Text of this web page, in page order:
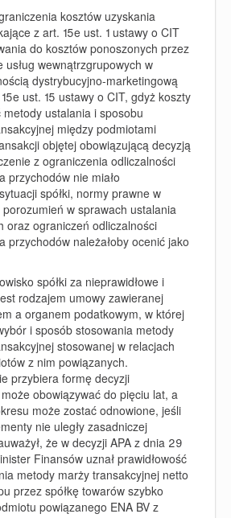
kosztów uzyskania
z art. 15e ust. 1 ustawy o CIT
do kosztów ponoszonych przez
usług wewnątrzgrupowych w
dystrybucyjno-marketingową
ust. 15 ustawy o CIT, gdyż koszty
ustalania i sposobu
między podmiotami
objętej obowiązującą decyzją
z ograniczenia odliczalności
przychodów nie miało
spółki, normy prawne w
w sprawach ustalania
oraz ograniczeń odliczalności
przychodów należałoby ocenić jako
spółki za nieprawidłowe i
rodzajem umowy zawieranej
a organem podatkowym, w której
i sposób stosowania metody
stosowanej w relacjach
z nim powiązanych.
przybiera formę decyzji
obowiązywać do pięciu lat, a
może zostać odnowione, jeśli
nie uległy zasadniczej
że w decyzji APA z dnia 29
Finansów uznał prawidłowość
metody marży transakcyjnej netto
przez spółkę towarów szybko
powiązanego ENA BV z